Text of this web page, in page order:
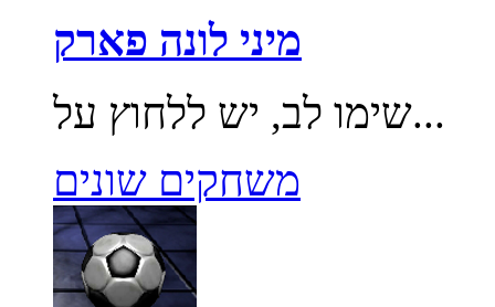
מיני לונה פארק
שימו לב, יש ללחוץ על...
משחקים שונים